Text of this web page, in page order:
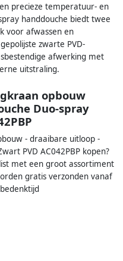
precieze temperatuur- en
handdouche biedt twee
voor afwassen en
zwarte PVD-
afwerking met
uitstraling.
opbouw
Duo-spray
- draaibare uitloop -
PVD AC042PBP kopen?
met een groot assortiment
gratis verzonden vanaf